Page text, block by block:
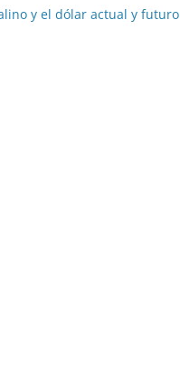
y el dólar actual y futuro